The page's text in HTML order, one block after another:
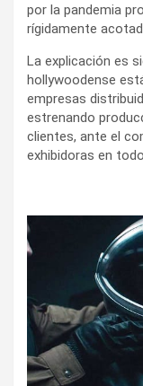
por la pandemia
rígidamente
La explicación es
hollywoodense
empresas
estrenando
clientes, ante el
exhibidoras en